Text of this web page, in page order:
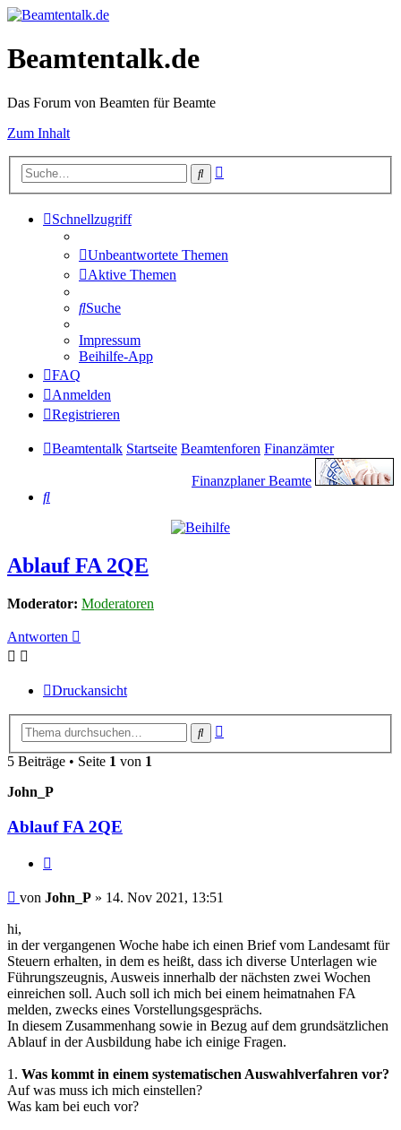
Beamtentalk.de
Das Forum von Beamten für Beamte
Zum Inhalt
Suche
Schnellzugriff
Unbeantwortete Themen
Aktive Themen
Suche
Impressum
Beihilfe-App
FAQ
Anmelden
Registrieren
Beamtentalk Startseite Beamtenforen Finanzämter
Finanzplaner Beamte
Suche
Ablauf FA 2QE
Moderator: Moderatoren
Antworten
Druckansicht
Suche
5 Beiträge • Seite 1 von 1
John_P
Ablauf FA 2QE
Beitrag
von John_P » 14. Nov 2021, 13:51
hi,
in der vergangenen Woche habe ich einen Brief vom Landesamt für
Steuern erhalten, in dem es heißt, dass ich diverse Unterlagen wie
Führungszeugnis, Ausweis innerhalb der nächsten zwei Wochen
einreichen soll. Auch soll ich mich bei einem heimatnahen FA
melden, zwecks eines Vorstellungsgesprächs.
In diesem Zusammenhang sowie in Bezug auf dem grundsätzlichen
Ablauf in der Ausbildung habe ich einige Fragen.
1. Was kommt in einem systematischen Auswahlverfahren vor?
Auf was muss ich mich einstellen?
Was kam bei euch vor?